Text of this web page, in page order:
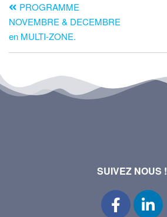
PROGRAMME
NOVEMBRE & DECEMBRE
en MULTI-ZONE.
SUIVEZ NOUS !